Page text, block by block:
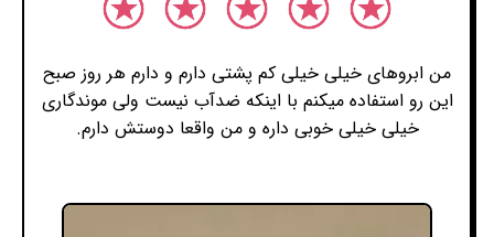
من ابروهای خیلی خیلی کم پشتی دارم و دارم هر روز صبح
این رو استفاده میکنم با اینکه ضدآب نیست ولی موندگاری
خیلی خیلی خوبی داره و من واقعا دوستش دارم.